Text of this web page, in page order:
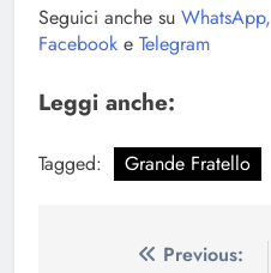
Seguici anche su WhatsApp,
Facebook e Telegram
Leggi anche:
Tagged: Grande Fratello
Navigazione
Previous: